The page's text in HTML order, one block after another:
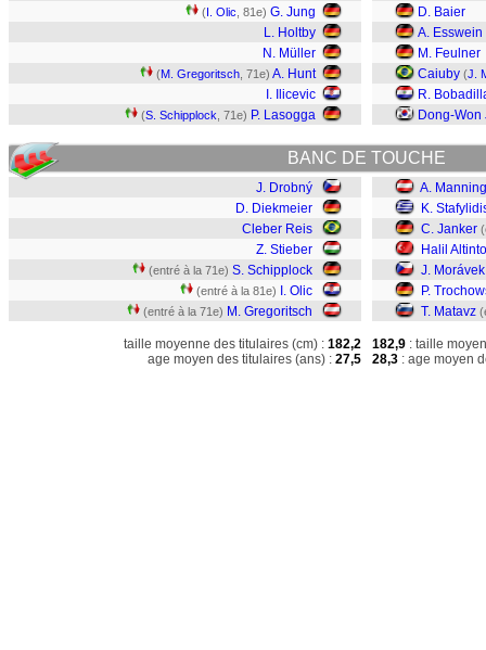
(I. Olic , 81e) G. Jung
L. Holtby
N. Müller
(M. Gregoritsch , 71e) A. Hunt
I. Ilicevic
(S. Schipplock , 71e) P. Lasogga
D. Baier
A. Esswein
M. Feulner
Caiuby (J.
R.
Dong-Won
BANC DE TOUCHE
J. Drobný
D. Diekmeier
Cleber Reis
Z. Stieber
(entré à la 71e) S. Schipplock
(entré à la 81e) I. Olic
(entré à la 71e) M. Gregoritsch
taille moyenne des titulaires (cm) : 182,2
age moyen des titulaires (ans) : 27,5
A.
K.
C. Janker
Halil
J. Morávek
P.
T. Matavz
182,9 : taille
28,3 : age moyen